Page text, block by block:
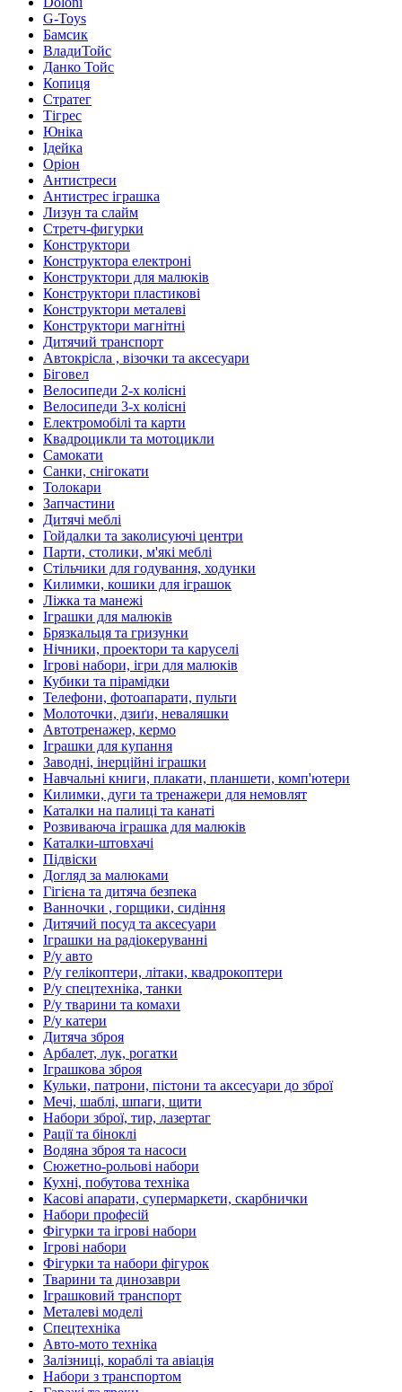
G-Toys
Бамсик
ВладиТойс
Данко Тойс
Копиця
Стратег
Тігрес
Юніка
Ідейка
Оріон
Антистреси
Антистрес іграшка
Лизун та слайм
Стретч-фигурки
Конструктори
Конструктора електроні
Конструктори для малюків
Конструктори пластикові
Конструктори металеві
Конструктори магнітні
Дитячий транспорт
Автокрісла , візочки та аксесуари
Біговел
Велосипеди 2-х колісні
Велосипеди 3-х колісні
Електромобілі та карти
Квадроцикли та мотоцикли
Самокати
Санки, снігокати
Толокари
Запчастини
Дитячі меблі
Гойдалки та заколисуючі центри
Парти, столики, м'які меблі
Стільчики для годування, ходунки
Килимки, кошики для іграшок
Ліжка та манежі
Іграшки для малюків
Брязкальця та гризунки
Нічники, проектори та каруселі
Ігрові набори, ігри для малюків
Кубики та пірамідки
Телефони, фотоапарати, пульти
Молоточки, дзиґи, неваляшки
Автотренажер, кермо
Іграшки для купання
Заводні, інерційні іграшки
Навчальні книги, плакати, планшети, комп'ютери
Килимки, дуги та тренажери для немовлят
Каталки на палиці та канаті
Розвиваюча іграшка для малюків
Каталки-штовхачі
Підвіски
Догляд за малюками
Гігієна та дитяча безпека
Ванночки , горщики, сидіння
Дитячий посуд та аксесуари
Іграшки на радіокеруванні
Р/у авто
Р/у гелікоптери, літаки, квадрокоптери
Р/у спецтехніка, танки
Р/у тварини та комахи
Р/у катери
Дитяча зброя
Арбалет, лук, рогатки
Іграшкова зброя
Кульки, патрони, пістони та аксесуари до зброї
Мечі, шаблі, шпаги, щити
Набори зброї, тир, лазертаг
Рації та біноклі
Водяна зброя та насоси
Сюжетно-рольові набори
Кухні, побутова техніка
Касові апарати, супермаркети, скарбнички
Набори професій
Фігурки та ігрові набори
Ігрові набори
Фігурки та набори фігурок
Тварини та динозаври
Іграшковий транспорт
Металеві моделі
Спецтехніка
Авто-мото техніка
Залізниці, кораблі та авіація
Набори з транспортом